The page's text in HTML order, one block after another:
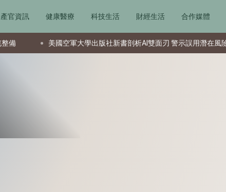
產官資訊 健康醫療 科技生活 財經生活 合作媒體
美國空軍大學出版社新書剖析AI雙面刃 警示誤用潛在風險